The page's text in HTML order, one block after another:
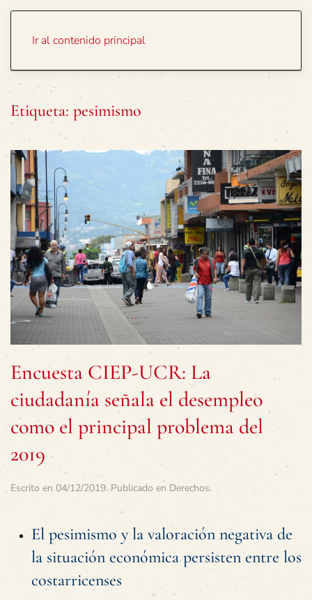
Ir al contenido principal
Etiqueta: pesimismo
Encuesta CIEP-UCR: La
ciudadanía señala el desempleo
como el principal problema del
2019
Escrito en 04/12/2019. Publicado en Derechos.
El pesimismo y la valoración negativa de
la situación económica persisten entre los
costarricenses